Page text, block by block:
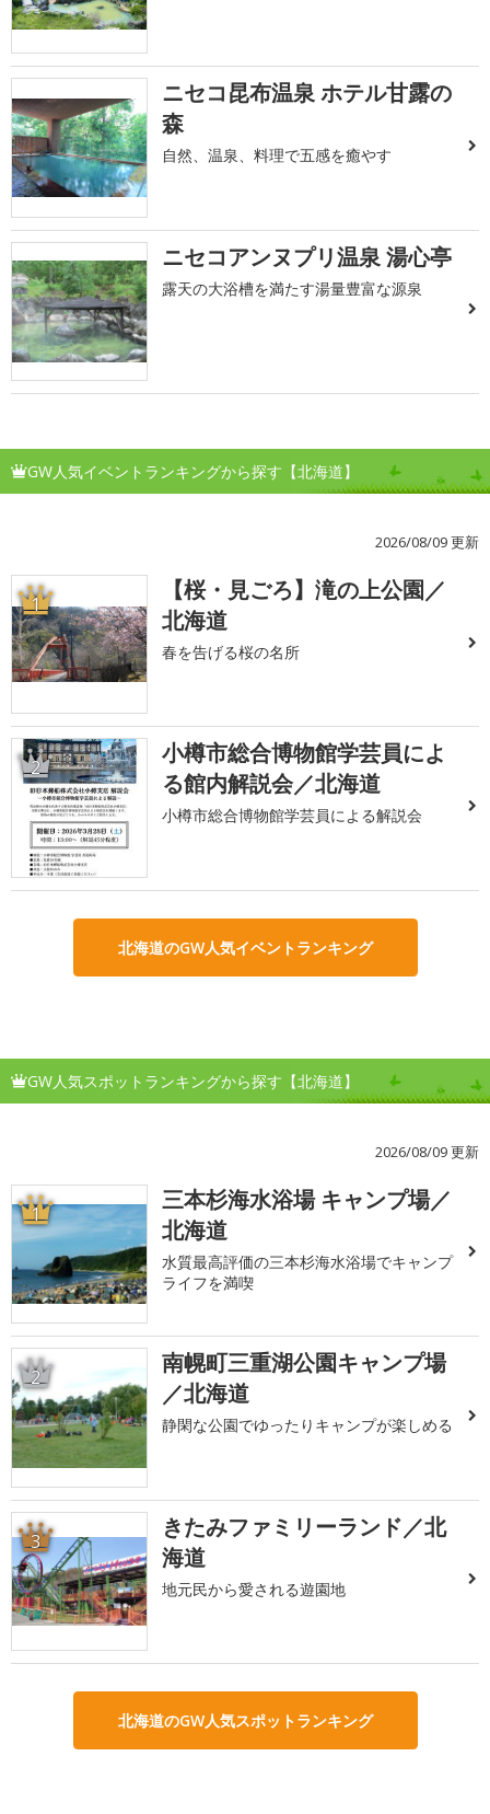
ニセコ昆布温泉 ホテル甘露の
森
自然、温泉、料理で五感を癒やす
ニセコアンヌプリ温泉 湯心亭
露天の大浴槽を満たす湯量豊富な源泉
GW人気イベントランキングから探す【北海道】
2026/08/09 更新
1
【桜・見ごろ】滝の上公園／
北海道
春を告げる桜の名所
2
小樽市総合博物館学芸員によ
る館内解説会／北海道
小樽市総合博物館学芸員による解説会
北海道のGW人気イベントランキング
GW人気スポットランキングから探す【北海道】
2026/08/09 更新
1
三本杉海水浴場 キャンプ場／
北海道
水質最高評価の三本杉海水浴場でキャンプ
ライフを満喫
2
南幌町三重湖公園キャンプ場
／北海道
静閑な公園でゆったりキャンプが楽しめる
3
きたみファミリーランド／北
海道
地元民から愛される遊園地
北海道のGW人気スポットランキング